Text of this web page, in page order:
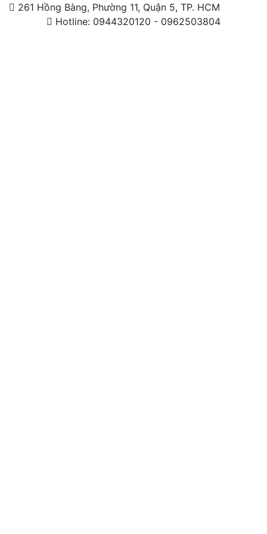
261 Hồng Bàng, Phường 11, Quận 5, TP. HCM
Hotline: 0944320120 - 0962503804